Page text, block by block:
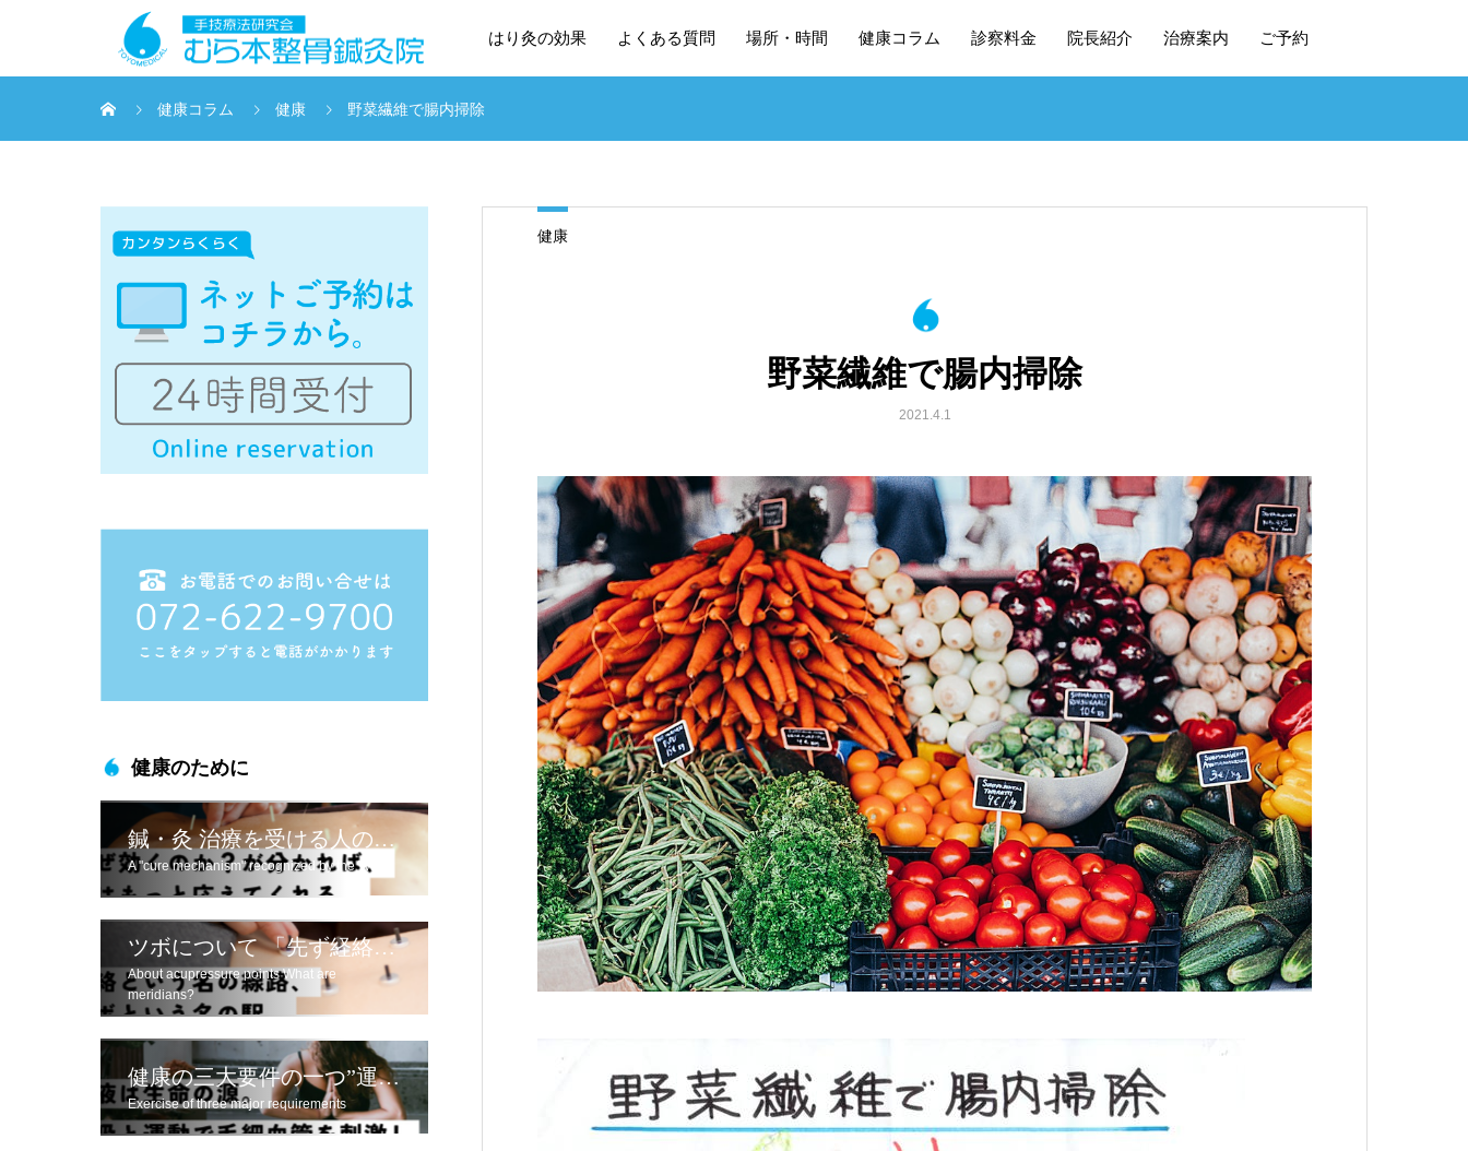
はり灸の効果 よくある質問 場所・時間 健康コラム 診察料金 院長紹介 治療案内 ご予約
健康コラム 健康 野菜繊維で腸内掃除
健康
野菜繊維で腸内掃除
2021.4.1
健康のために
鍼・灸 治療を受ける人のために
A "cure mechanism" recognized by the WHO
ツボについて 「先ず経絡とは」
About acupressure points What are
meridians?
健康の三大要件の一つ”運動”
Exercise of three major requirements